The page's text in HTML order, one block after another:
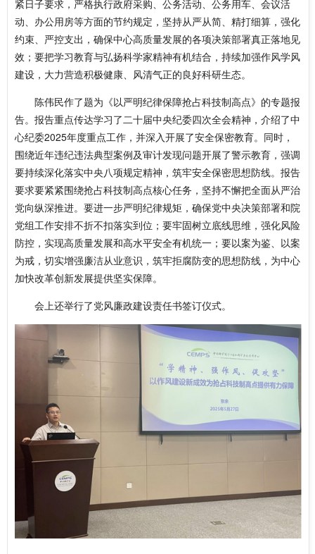
紧日子要求，严格执行政府采购、公务活动、公务用车、会议活
动、办公用房等方面的节约规定，坚持从严从简、精打细算，强化
约束、严控支出，确保中心高质量发展的各项决策部署真正落地见
效；要把学习教育与弘扬科学家精神有机结合，持续加强作风学风
建设，大力营造积极健康、风清气正的良好科研生态。
陈伟民作了题为《以严明纪律保障抢占科技制高点》的专题报
告。报告重点传达学习了二十届中央纪委四次全会精神，介绍了中
心纪委2025年度重点工作，并深入开展了安全保密教育。同时，
围绕近年违纪违法典型案例及审计发现问题开展了警示教育，强调
要持续深化落实中央八项规定精神，筑牢安全保密思想防线。报告
要求要紧紧围绕抢占科技制高点核心任务，坚持不懈把全面从严治
党向纵深推进。要进一步严明纪律规矩，确保党中央决策部署和院
党组工作安排不折不扣落实到位；要牢固树立底线思维，强化风险
防控，实现高质量发展和高水平安全有机统一；要以案为鉴、以案
为戒，切实增强廉洁从业意识，筑牢拒腐防变的思想防线，为中心
加快改革创新发展提供坚实保障。
会上还举行了党风廉政建设责任书签订仪式。